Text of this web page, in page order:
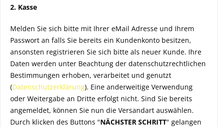
2. Kasse
Melden Sie sich bitte mit Ihrer eMail Adresse und Ihrem
Passwort an falls Sie bereits ein Kundenkonto besitzen,
ansonsten registrieren Sie sich bitte als neuer Kunde. Ihre
Daten werden unter Beachtung der datenschutzrechtlichen
Bestimmungen erhoben, verarbeitet und genutzt
(Datenschutzerklärung). Eine anderweitige Verwendung
oder Weitergabe an Dritte erfolgt nicht. Sind Sie bereits
angemeldet, können Sie nun die Versandart auswählen.
Durch klicken des Buttons "NÄCHSTER SCHRITT" gelangen